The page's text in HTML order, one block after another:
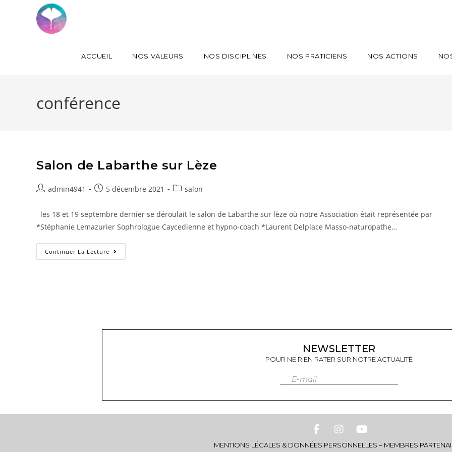
ACCUEIL NOS VALEURS NOS DISCIPLINES NOS PRATICIENS NOS ACTIONS
conférence
Salon de Labarthe sur Lèze
admin4941 5 décembre 2021 salon
les 18 et 19 septembre dernier se déroulait le salon de Labarthe sur lèze où notre Association était représentée par
*Stéphanie Lemazurier Sophrologue Caycedienne et hypno-coach *Laurent Delplace Masso-naturopathe…
Continuer La Lecture
NEWSLETTER
POUR NE RIEN RATER SUR NOTRE ACTUALITÉ
E-mail
MENTIONS LÉGALES & DONNÉES PERSONNELLES – MEMBRES